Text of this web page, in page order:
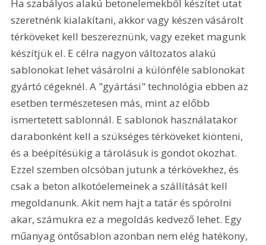
Ha szabályos alakú betonelemekből készítet utat
szeretnénk kialakítani, akkor vagy készen vásárolt
térköveket kell beszereznünk, vagy ezeket magunk
készítjük el. E célra nagyon változatos alakú
sablonokat lehet vásárolni a különféle sablonokat
gyártó cégeknél. A "gyártási" technológia ebben az
esetben természetesen más, mint az előbb
ismertetett sablonnál. E sablonok használatakor
darabonként kell a szükséges térköveket kiönteni,
és a beépítésükig a tárolásuk is gondot okozhat.
Ezzel szemben olcsóban jutunk a térkövekhez, és
csak a beton alkotóelemeinek a szállítását kell
megoldanunk. Akit nem hajt a tatár és spórolni
akar, számukra ez a megoldás kedvező lehet. Egy
műanyag öntősablon azonban nem elég hatékony,